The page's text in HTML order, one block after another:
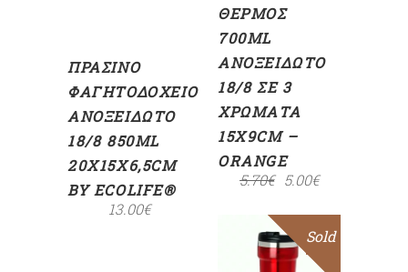
ΠΡΆΣΙΝΟ
ΦΑΓΗΤΟΔΟΧΕΊΟ
ΑΝΟΞΕΊΔΩΤΟ
18/8 850ML
20X15X6,5CM
BY ECOLIFE®
13.00€
ΘΕΡΜΌΣ
700ML
ΑΝΟΞΕΊΔΩΤΟ
18/8 ΣΕ 3
ΧΡΏΜΑΤΑ
15X9CM –
ORANGE
5.70€ 5.00€
Sale
Sold